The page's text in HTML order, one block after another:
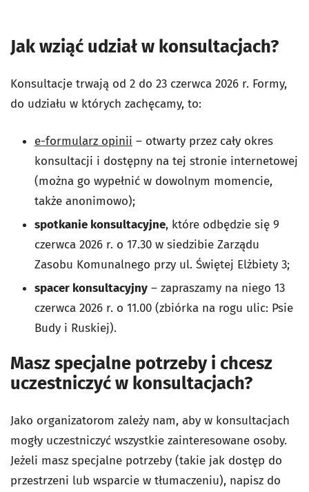
Jak wziąć udział w konsultacjach?
Konsultacje trwają od 2 do 23 czerwca 2026 r. Formy,
do udziału w których zachęcamy, to:
e-formularz opinii – otwarty przez cały okres
konsultacji i dostępny na tej stronie internetowej
(można go wypełnić w dowolnym momencie,
także anonimowo);
spotkanie konsultacyjne, które odbędzie się 9
czerwca 2026 r. o 17.30 w siedzibie Zarządu
Zasobu Komunalnego przy ul. Świętej Elżbiety 3;
spacer konsultacyjny – zapraszamy na niego 13
czerwca 2026 r. o 11.00 (zbiórka na rogu ulic: Psie
Budy i Ruskiej).
Masz specjalne potrzeby i chcesz
uczestniczyć w konsultacjach?
Jako organizatorom zależy nam, aby w konsultacjach
mogły uczestniczyć wszystkie zainteresowane osoby.
Jeżeli masz specjalne potrzeby (takie jak dostęp do
przestrzeni lub wsparcie w tłumaczeniu), napisz do